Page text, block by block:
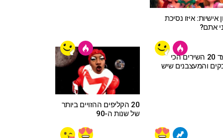
אישיות: איזו נסיכת
אתם?
מצעד 20 השירים הכי
והמעצבנים שיש
20 הקליפים ההזויים ביותר
של שנות ה-90